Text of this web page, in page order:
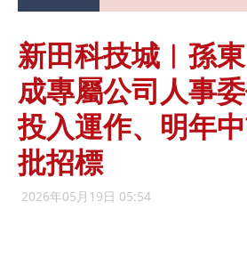
新田科技城︱孫
成專屬公司人事
投入運作、明年
批招標
2026年05月19日 05:54